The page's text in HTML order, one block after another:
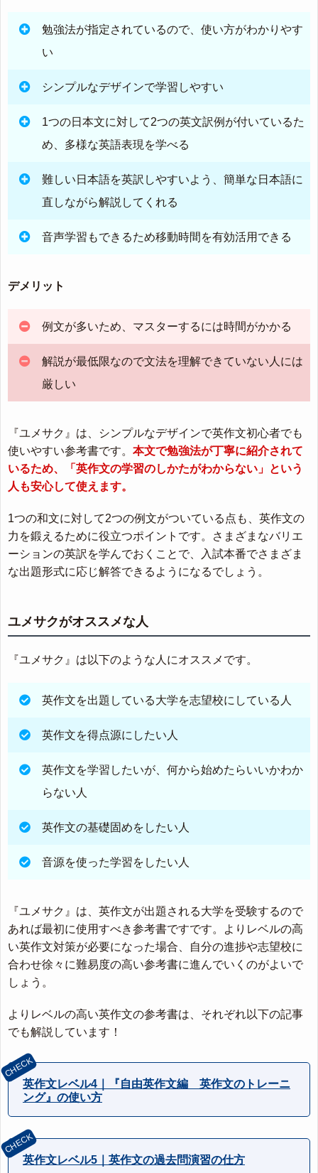
勉強法が指定されているので、使い方がわかりやす
い
シンプルなデザインで学習しやすい
1つの日本文に対して2つの英文訳例が付いているた
め、多様な英語表現を学べる
難しい日本語を英訳しやすいよう、簡単な日本語に
直しながら解説してくれる
音声学習もできるため移動時間を有効活用できる
デメリット
例文が多いため、マスターするには時間がかかる
解説が最低限なので文法を理解できていない人には
厳しい
『ユメサク』は、シンプルなデザインで英作文初心者でも
使いやすい参考書です。 本文で勉強法が丁寧に紹介されて
いるため、「英作文の学習のしかたがわからない」という
人も安心して使えます。
1つの和文に対して2つの例文がついている点も、英作文の
力を鍛えるために役立つポイントです。さまざまなバリエ
ーションの英訳を学んでおくことで、入試本番でさまざま
な出題形式に応じ解答できるようになるでしょう。
ユメサクがオススメな人
『ユメサク』は以下のような人にオススメです。
英作文を出題している大学を志望校にしている人
英作文を得点源にしたい人
英作文を学習したいが、何から始めたらいいかわか
らない人
英作文の基礎固めをしたい人
音源を使った学習をしたい人
『ユメサク』は、英作文が出題される大学を受験するので
あれば最初に使用すべき参考書ですです。よりレベルの高
い英作文対策が必要になった場合、自分の進捗や志望校に
合わせ徐々に難易度の高い参考書に進んでいくのがよいで
しょう。
よりレベルの高い英作文の参考書は、それぞれ以下の記事
でも解説しています！
英作文レベル4｜『自由英作文編 英作文のトレーニ
ング』の使い方
英作文レベル5｜英作文の過去問演習の仕方